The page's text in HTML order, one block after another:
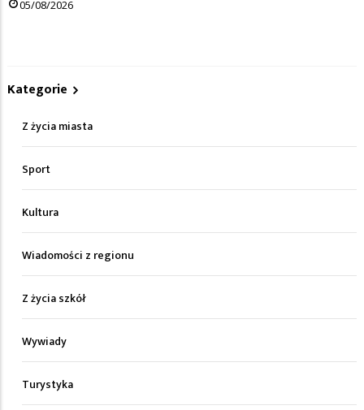
05/08/2026
Kategorie
Z życia miasta
Sport
Kultura
Wiadomości z regionu
Z życia szkół
Wywiady
Turystyka